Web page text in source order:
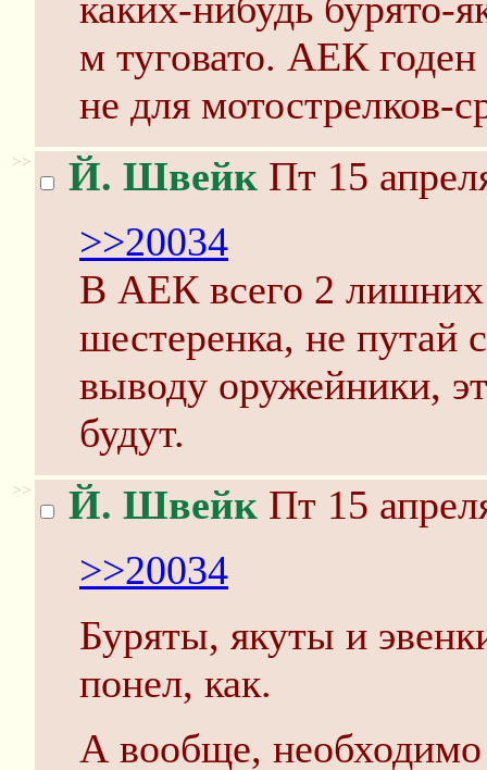
м туговато. АЕК
не для мотострелков-
>> Й. Швейк Пт 15
>>20034
В АЕК всего 2 лишних
шестеренка, не
выводу оружейники,
будут.
>> Й. Швейк Пт 15
>>20034
Буряты, якуты и
понел, как.
А вообще, необходимо